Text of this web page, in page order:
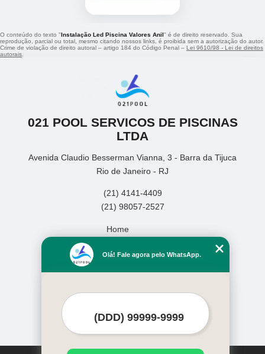
O conteúdo do texto "Instalação Led Piscina Valores Anil" é de direito reservado. Sua
reprodução, parcial ou total, mesmo citando nossos links, é proibida sem a autorização do autor.
Crime de violação de direito autoral – artigo 184 do Código Penal – Lei 9610/98 - Lei de direitos
autorais
021 POOL SERVICOS DE PISCINAS
LTDA
Avenida Claudio Besserman Vianna, 3 - Barra da Tijuca
Rio de Janeiro - RJ
(21) 4141-4409
(21) 98057-2527
Home
Missão
Serviços
Mais Serviços
Olá! Fale agora pelo WhatsApp.